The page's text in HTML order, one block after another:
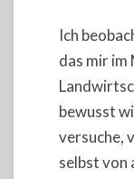
Ich
das mir im
bewusst
versuche,
selbst von